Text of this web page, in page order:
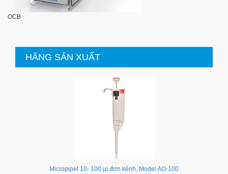
OCB
HÃNG SẢN XUẤT
Micropipet 10- 100 µl đơn kênh, Model AO-100